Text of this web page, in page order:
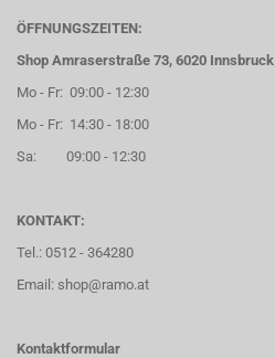
ÖFFNUNGSZEITEN:
Shop Amraserstraße 73, 6020 Innsbruck
Mo - Fr: 09:00 - 12:30
Mo - Fr: 14:30 - 18:00
Sa: 09:00 - 12:30
KONTAKT:
Tel.: 0512 - 364280
Email: shop@ramo.at
Kontaktformular